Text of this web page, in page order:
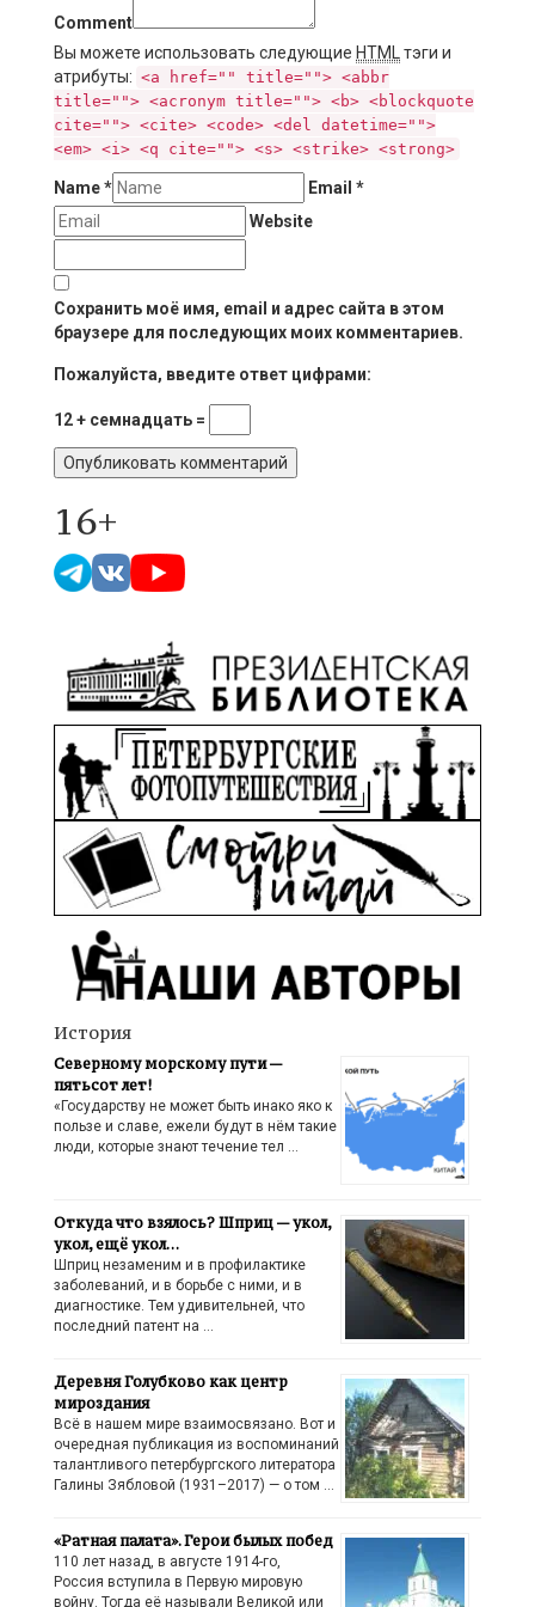
Comment
Вы можете использовать следующие HTMLтэги и
атрибуты: <a href="" title=""> <abbr
title=""> <acronym title=""> <b> <blockquote
cite=""> <cite> <code> <del datetime="">
<em> <i> <q cite=""> <s> <strike> <strong>
Name* Email *
Website
Сохранить моё имя, email и адрес сайта в этом
браузере для последующих моих комментариев.
Пожалуйста, введите ответ цифрами:
12 + семнадцать =
16+
История
Северному морскому пути —
пятьсот лет!
«Государству не может быть инако яко к
пользе и славе, ежели будут в нём такие
люди, которые знают течение тел …
Откуда что взялось? Шприц — укол,
укол, ещё укол…
Шприц незаменим и в профилактике
заболеваний, и в борьбе с ними, и в
диагностике. Тем удивительней, что
последний патент на …
Деревня Голубково как центр
мироздания
Всё в нашем мире взаимосвязано. Вот и
очередная публикация из воспоминаний
талантливого петербургского литератора
Галины Зябловой (1931–2017) — о том …
«Ратная палата». Герои былых побед
110 лет назад, в августе 1914-го,
Россия вступила в Первую мировую
войну. Тогда её называли Великой или